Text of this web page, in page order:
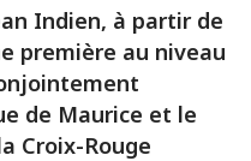
Indien, à partir de
première au niveau
de Maurice et le
Croix-Rouge